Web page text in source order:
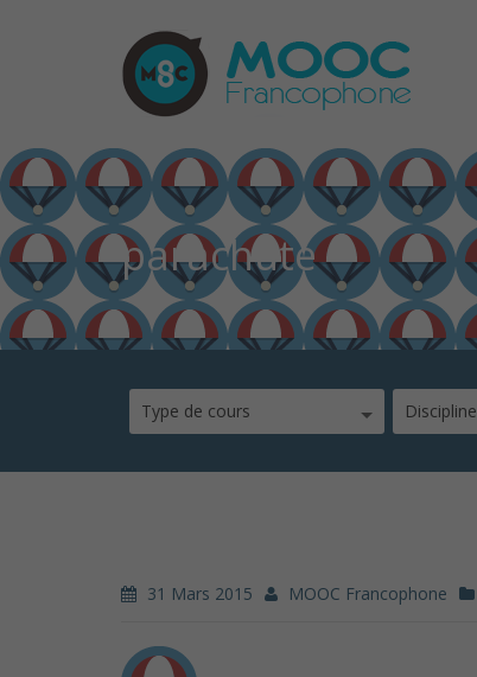
parachute
Type de cours Discipline
31 Mars 2015 MOOC Francophone